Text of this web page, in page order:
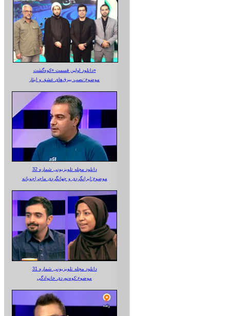
دانلود اولین قسمت «کوه‌گشت»
موضوع:نصب بیرق‌های عشق و ایثار
دانلود مجله تلویزیونی شماره 32
موضوع:ایرانگردی و جهانگردی ماجراجویانه
دانلود مجله تلویزیونی شماره 31
موضوع:کوه‌نوردی خانوادگی